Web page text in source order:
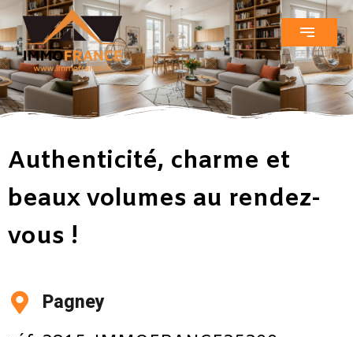
Authenticité, charme et
beaux volumes au rendez-
vous !
Pagney